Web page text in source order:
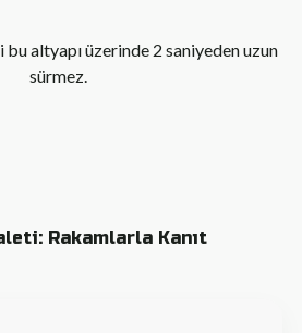
altyapı üzerinde 2 saniyeden uzun
sürmez.
Rakamlarla Kanıt